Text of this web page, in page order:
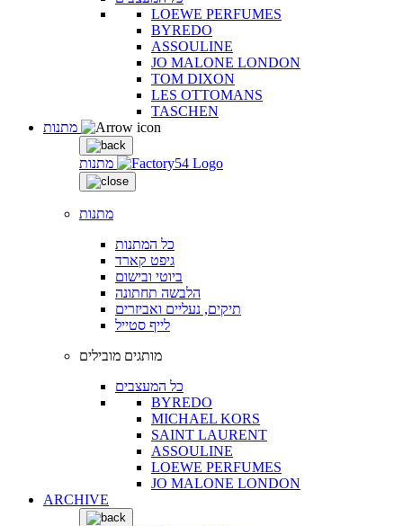
LOEWE PERFUMES
BYREDO
ASSOULINE
JO MALONE LONDON
TOM DIXON
LES OTTOMANS
TASCHEN
מתנות
מתנות
כל המתנות
גיפט קארד
ביוטי ובישום
הלבשה תחתונה
תיקים, נעליים ואביזרים
לייף סטייל
מותגים מובילים
כל המעצבים
BYREDO
MICHAEL KORS
SAINT LAURENT
ASSOULINE
LOEWE PERFUMES
JO MALONE LONDON
ARCHIVE